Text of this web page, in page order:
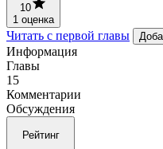
10
1 оценка
Читать с первой главы
Информация
Главы
15
Комментарии
Обсуждения
Рейтинг